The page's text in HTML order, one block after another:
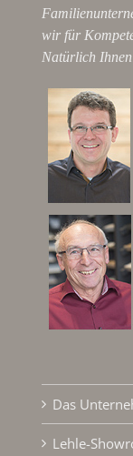
wir für
Natürlich
Das
Lehle-